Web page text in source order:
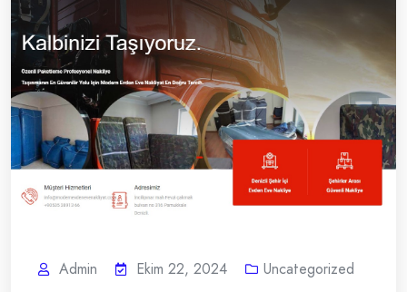
Admin Ekim 22, 2024 Uncategorized